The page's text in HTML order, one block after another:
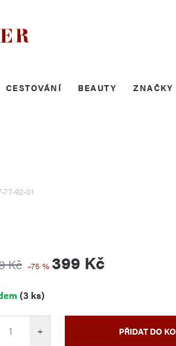
CESTOVÁNÍ BEAUTY ZNAČKY
77-92-01
Kč –75 % 399 Kč
(3 ks)
+ PŘIDAT DO